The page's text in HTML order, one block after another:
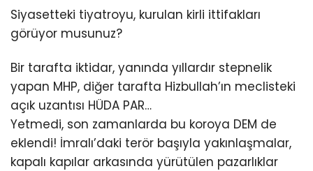
Siyasetteki tiyatroyu, kurulan kirli ittifakları
görüyor musunuz?
Bir tarafta iktidar, yanında yıllardır stepnelik
yapan MHP, diğer tarafta Hizbullah’ın meclisteki
açık uzantısı HÜDA PAR…
Yetmedi, son zamanlarda bu koroya DEM de
eklendi! İmralı’daki terör başıyla yakınlaşmalar,
kapalı kapılar arkasında yürütülen pazarlıklar